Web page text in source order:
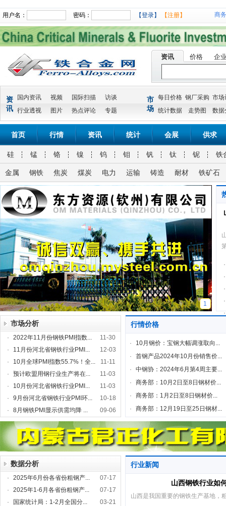
用户名： 密码： 【登录】 【注册】 商
资讯 价格 企
资
讯
国内资讯 视频 国际扫描
访谈
行业透视
图片 热点评论 专题
市
场
每日价格 钢厂采购 市场
统计数据
走势图 数据
首页 行情 资讯 统计 会展 供求
硅 锰 铬 镍 钨 钼 钒 钛 铌 铁
金属 钢铁 焦炭 煤炭 电力 运输 铸造 耐材 铁矿石
1
·
·
·
·
·
市场分析
· 2022年11月份钢铁PMI指数...
11-30
·
11月份河北省钢铁行业PMI...
12-03
·
10月全球PMI指数55.7%！全...
11-11
·
预计欧盟用钢行业生产将在...
11-03
·
10月份河北省钢铁行业PMI...
11-03
·
9月份河北省钢铁行业PMI环...
10-18
·
8月钢铁PMI显示供需均降 ... 09-06
行情价格
·
10月钢价：宝钢大幅调涨取向...
·
首钢产品2024年10月份销售价...
·
中钢协：2024年6月第4周主要...
·
商务部：10月2日至8日钢材价...
·
商务部：1月2日至8日钢材价...
·
商务部：12月19日至25日钢材...
数据分析
· 2025年6月份各省份粗钢产...
07-17
·
2025年1-6月各省份粗钢产...
07-17
·
国家统计局：1-2月全国分...
03-21
行业新闻
山西钢铁行业如
山西是我国重要的钢铁生产基地，